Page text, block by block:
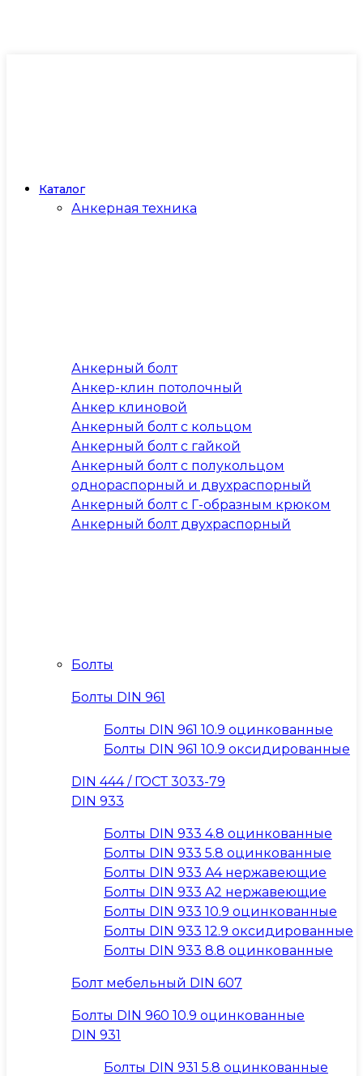
Каталог
Анкерная техника
Анкерный болт
Анкер-клин потолочный
Анкер клиновой
Анкерный болт с кольцом
Анкерный болт с гайкой
Анкерный болт с полукольцом
однораспорный и двухраспорный
Анкерный болт с Г-образным крюком
Анкерный болт двухраспорный
Болты
Болты DIN 961
Болты DIN 961 10.9 оцинкованные
Болты DIN 961 10.9 оксидированные
DIN 444 / ГОСТ 3033-79
DIN 933
Болты DIN 933 4.8 оцинкованные
Болты DIN 933 5.8 оцинкованные
Болты DIN 933 A4 нержавеющие
Болты DIN 933 A2 нержавеющие
Болты DIN 933 10.9 оцинкованные
Болты DIN 933 12.9 оксидированные
Болты DIN 933 8.8 оцинкованные
Болт мебельный DIN 607
Болты DIN 960 10.9 оцинкованные
DIN 931
Болты DIN 931 5.8 оцинкованные